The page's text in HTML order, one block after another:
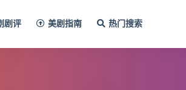
剧评 美剧指南 热门搜索